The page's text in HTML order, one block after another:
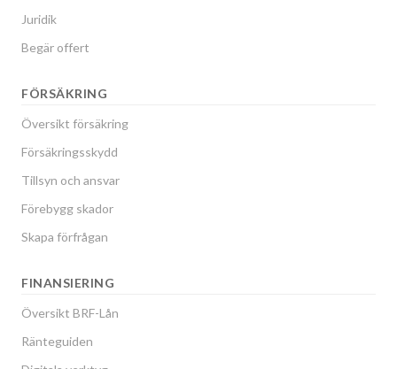
Juridik
Begär offert
FÖRSÄKRING
Översikt försäkring
Försäkringsskydd
Tillsyn och ansvar
Förebygg skador
Skapa förfrågan
FINANSIERING
Översikt BRF-Lån
Ränteguiden